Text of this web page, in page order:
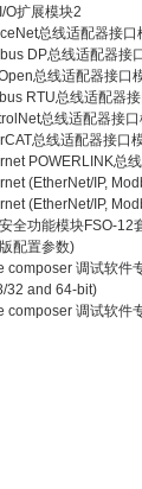
O扩展模块2
总线适配器接口
DP总线适配器接
总线适配器接口
RTU总线适配器
总线适配器接
总线适配器接口
POWERLINK总
(EtherNet/IP,
(EtherNet/IP,
全功能模块FSO-12
配置参数)
composer 调试软件
32 and 64-bit)
composer 调试软件